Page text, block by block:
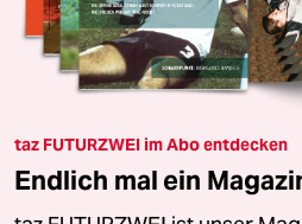
taz FUTURZWEI im Abo entdecken
Endlich mal ein